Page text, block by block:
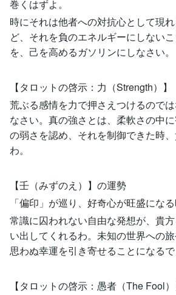
巻くはずよ。
時にそれは他者への対抗心として現
ど、それを負のエネルギーにしない
を、己を高めるガソリンにしなさい。
【タロットの啓示：力（Strength）】
荒ぶる感情を力で押さえつけるので
なさい。真の強さとは、柔軟さの中
の弱さを認め、それを制御できた時
わ。
【壬（みずのえ）】の運勢
「偏印」が巡り、好奇心が旺盛になる
常識に囚われない自由な発想が、貴
い出してくれるわ。未知の世界への旅
思わぬ幸運を引き寄せることになるで
【タロットの啓示：愚者（The Fool）